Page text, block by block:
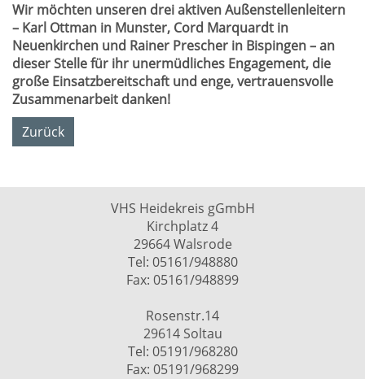
Wir möchten unseren drei aktiven Außenstellenleitern
– Karl Ottman in Munster, Cord Marquardt in
Neuenkirchen und Rainer Prescher in Bispingen – an
dieser Stelle für ihr unermüdliches Engagement, die
große Einsatzbereitschaft und enge, vertrauensvolle
Zusammenarbeit danken!
Zurück
VHS Heidekreis gGmbH
Kirchplatz 4
29664 Walsrode
Tel: 05161/948880
Fax: 05161/948899
Rosenstr.14
29614 Soltau
Tel: 05191/968280
Fax: 05191/968299